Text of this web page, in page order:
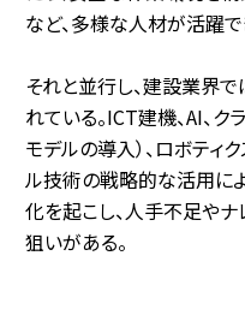
など、多様な人材が活躍で
それと並行し、建設業界
れている。ICT建機、AI、ク
モデルの導入）、ロボティ
ル技術の戦略的な活用に
化を起こし、人手不足や
狙いがある。